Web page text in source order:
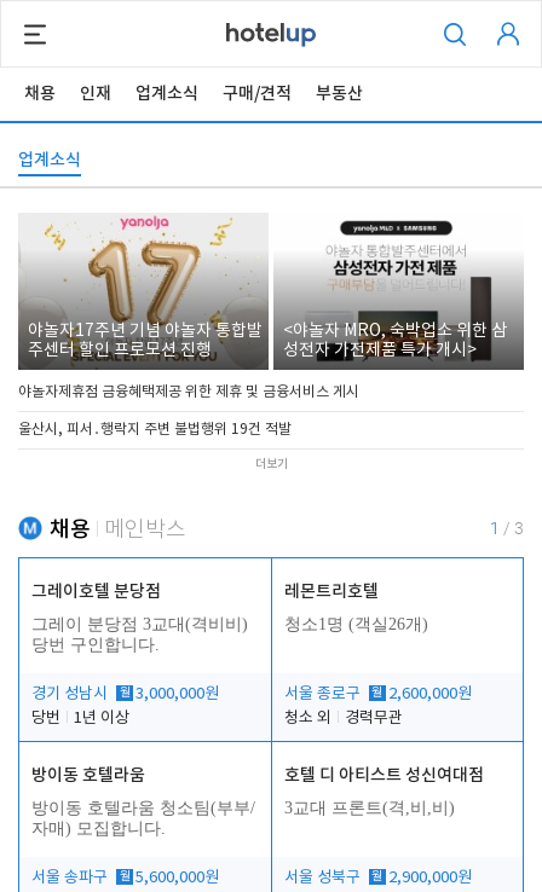
채용 인재 업계소식 구매/견적 부동산
업계소식
야놀자17주년 기념 야놀자 통합발
주센터 할인 프로모션 진행
<야놀자 MRO, 숙박업소 위한 삼
성전자 가전제품 특가 개시>
야놀자제휴점 금융혜택제공 위한 제휴 및 금융서비스 게시
울산시, 피서․행락지 주변 불법행위 19건 적발
더보기
채용 메인박스 1 / 3
그레이호텔 분당점
그레이 분당점 3교대(격비비)
당번 구인합니다.
경기 성남시 월 3,000,000원
당번
1년 이상
레몬트리호텔
청소1명 (객실26개)
서울 종로구 월 2,600,000원
청소 외
경력무관
방이동 호텔라움
방이동 호텔라움 청소팀(부부/
자매) 모집합니다.
서울 송파구 월 5,600,000원
호텔 디 아티스트 성신여대점
3교대 프론트(격,비,비)
서울 성북구 월 2,900,000원